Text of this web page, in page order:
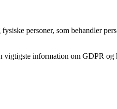
personer, som behandler
vigtigste information om GDPR